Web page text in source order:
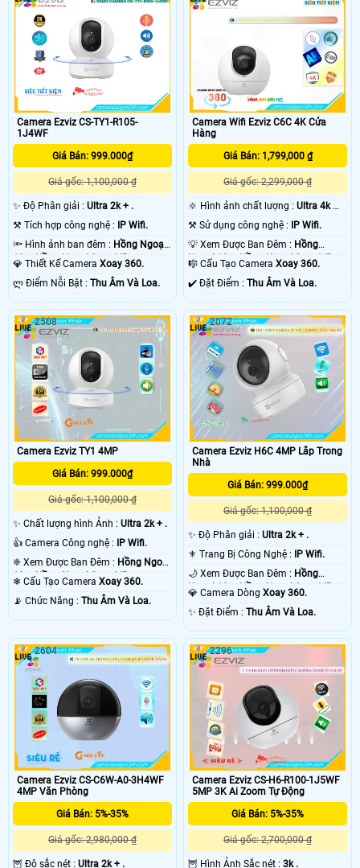
Camera Ezviz CS-TY1-R105-
1J4WF
Giá Bán: 999.000₫
Giá gốc: 1,100,000 ₫
✨ Độ Phân giải : Ultra 2k + .
⚒ Tích hợp công nghệ :
IP Wifi.
🔦 Hình ảnh ban đêm : Hồng Ngoại
10m Hồng Ngoại Smart IR.
💎 Thiết Kế Camera Xoay 360.
️ლ Điểm Nỗi Bật : Thu Âm Và Loa.
Camera Wifi Ezviz C6C 4K Cửa
Hàng
Giá Bán: 1,799,000 ₫
Giá gốc: 2,299,000 ₫
🔆 Hình ảnh chất lượng :Ultra 4k 👍🏾
.
⚒ Sử dụng công nghệ :
IP Wifi.
💡 Xem Được Ban Đêm : Hồng
Ngoại 10m Hồng Ngoại Smart IR.
🎼️ Cấu Tạo CameraXoay 360.
️✔️ Đặt Điểm :Thu Âm Và Loa.
Camera Ezviz TY1 4MP
Giá Bán: 999.000₫
Giá gốc: 1,100,000 ₫
✨ Chất lượng hình Ảnh : Ultra 2k + .
👍 Camera Công nghệ :
IP Wifi.
❈ Xem Được Ban Đêm : Hồng Ngoại
10m Hồng Ngoại Smart IR.
❄ Cấu Tạo Camera Xoay 360.
️📡 Chức Năng : Thu Âm Và Loa.
2508
Camera Ezviz H6C 4MP Lắp Trong
Nhà
Giá Bán: 999.000₫
Giá gốc: 1,100,000 ₫
✨ Độ Phân giải :Ultra 2k + .
⚜️ Trang Bị Công Nghệ : IP Wifi.
🌙 Xem Được Ban Đêm : Hồng
Ngoại 10m Hồng Ngoại Smart IR.
💎 Camera DòngXoay 360.
️✨ Đặt Điểm :Thu Âm Và Loa.
2072
Camera Ezviz CS-C6W-A0-3H4WF
4MP Văn Phòng
Giá Bán: 5%-35%
Giá gốc: 2,980,000 ₫
🦉 Độ sắc nét : Ultra 2k + .
2604
Camera Ezviz CS-H6-R100-1J5WF
5MP 3K Ai Zoom Tự Động
Giá Bán: 5%-35%
Giá gốc: 2,700,000 ₫
🦉 Hình Ảnh Sắc nét :3k .
2296